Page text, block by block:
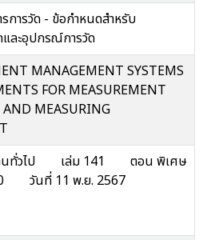
การวัด - ข้อกำหนดสำหรับ
และอุปกรณ์การวัด
MANAGEMENT SYSTEMS
FOR MEASUREMENT
AND MEASURING
งานทั่วไป เล่ม 141 ตอน พิเศษ
วันที่ 11 พ.ย. 2567